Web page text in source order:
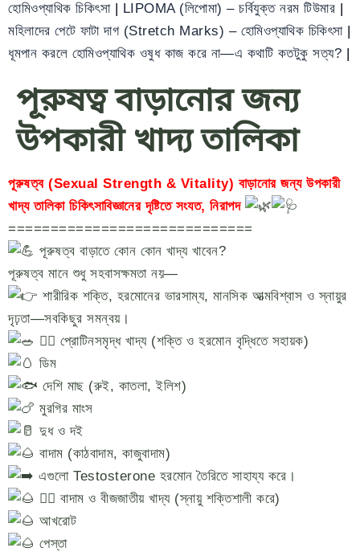
হোমিওপ্যাথিক চিকিৎসা | LIPOMA (লিপোমা) – চর্বিযুক্ত নরম টিউমার |
মহিলাদের পেটে ফাটা দাগ (Stretch Marks) – হোমিওপ্যাথিক চিকিৎসা |
ধূমপান করলে হোমিওপ্যাথিক ওষুধ কাজ করে না—এ কথাটি কতটুকু সত্য? |
পূরুষত্ব বাড়ানোর জন্য
উপকারী খাদ্য তালিকা
পূরুষত্ব (Sexual Strength & Vitality) বাড়ানোর জন্য উপকারী
খাদ্য তালিকা চিকিৎসাবিজ্ঞানের দৃষ্টিতে সংযত, নিরাপদ
=============================
পূরুষত্ব বাড়াতে কোন কোন খাদ্য খাবেন?
পূরুষত্ব মানে শুধু সহবাসক্ষমতা নয়—
শারীরিক শক্তি, হরমোনের ভারসাম্য, মানসিক আত্মবিশ্বাস ও স্নায়ুর
দৃঢ়তা—সবকিছুর সমন্বয়।
১️⃣ প্রোটিনসমৃদ্ধ খাদ্য (শক্তি ও হরমোন বৃদ্ধিতে সহায়ক)
ডিম
দেশি মাছ (রুই, কাতলা, ইলিশ)
মুরগির মাংস
দুধ ও দই
বাদাম (কাঠবাদাম, কাজুবাদাম)
এগুলো Testosterone হরমোন তৈরিতে সাহায্য করে।
২️⃣ বাদাম ও বীজজাতীয় খাদ্য (স্নায়ু শক্তিশালী করে)
আখরোট
পেস্তা